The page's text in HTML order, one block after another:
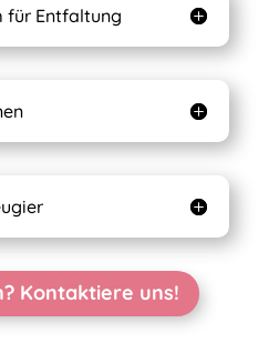
für Entfaltung
Kontaktiere uns!